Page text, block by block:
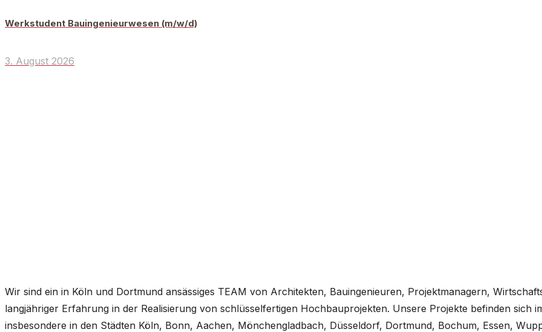
Werkstudent Bauingenieurwesen (m/w/d)
3. August 2026
Wir sind ein in Köln und Dortmund ansässiges TEAM von Architekten, Bauingenieuren, Projektmanagern,
langjähriger Erfahrung in der Realisierung von schlüsselfertigen Hochbauprojekten. Unsere Projekte befinden sich
insbesondere in den Städten Köln, Bonn, Aachen, Mönchengladbach, Düsseldorf, Dortmund, Bochum, Essen,